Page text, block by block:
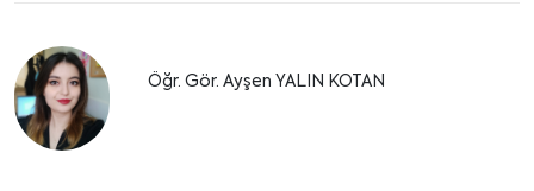
Öğr. Gör. Ayşen YALIN KOTAN